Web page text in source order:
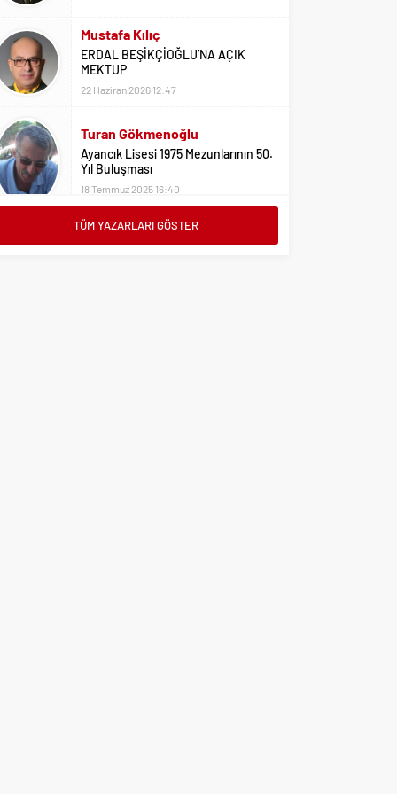
Mustafa Kılıç
ERDAL BEŞİKÇİOĞLU’NA AÇIK
MEKTUP
22 Haziran 2026 12:47
Turan Gökmenoğlu
Ayancık Lisesi 1975 Mezunlarının 50.
Yıl Buluşması
18 Temmuz 2025 16:40
Adil Yıldız
Bu Sene Fenerbahçe Ülke Puanlarını
TÜM YAZARLARI GÖSTER